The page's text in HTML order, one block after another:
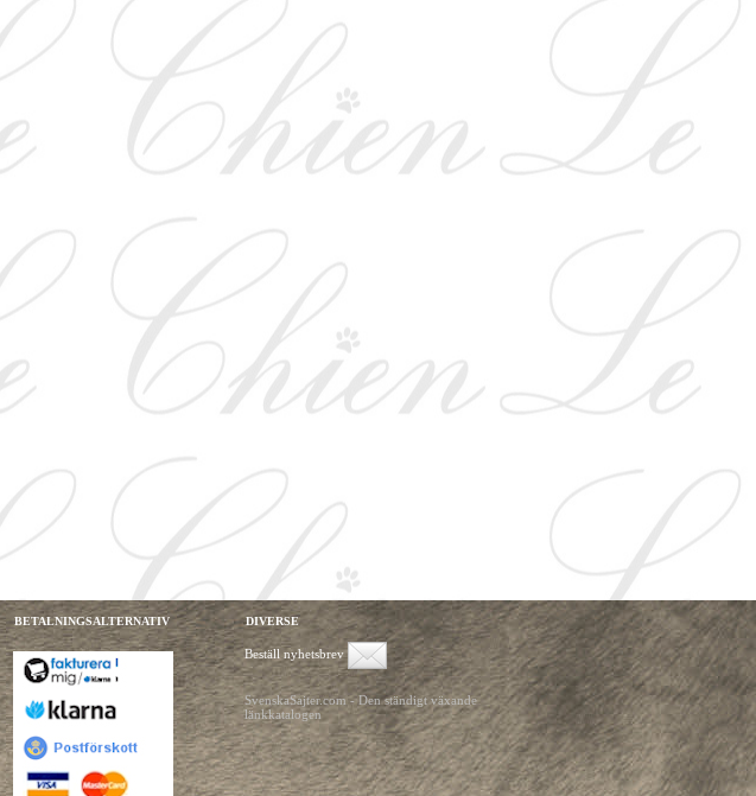
BETALNINGSALTERNATIV DIVERSE
Beställ nyhetsbrev
SvenskaSajter.com - Den ständigt växande
länkkatalogen